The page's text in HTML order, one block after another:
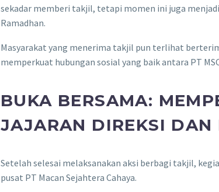
sekadar memberi takjil, tetapi momen ini juga
Ramadhan.
Masyarakat yang menerima takjil pun terlihat
memperkuat hubungan sosial yang baik antara PT
BUKA BERSAMA:
JAJARAN DIREKSI DAN
Setelah selesai melaksanakan aksi berbagi takjil,
pusat PT Macan Sejahtera Cahaya.